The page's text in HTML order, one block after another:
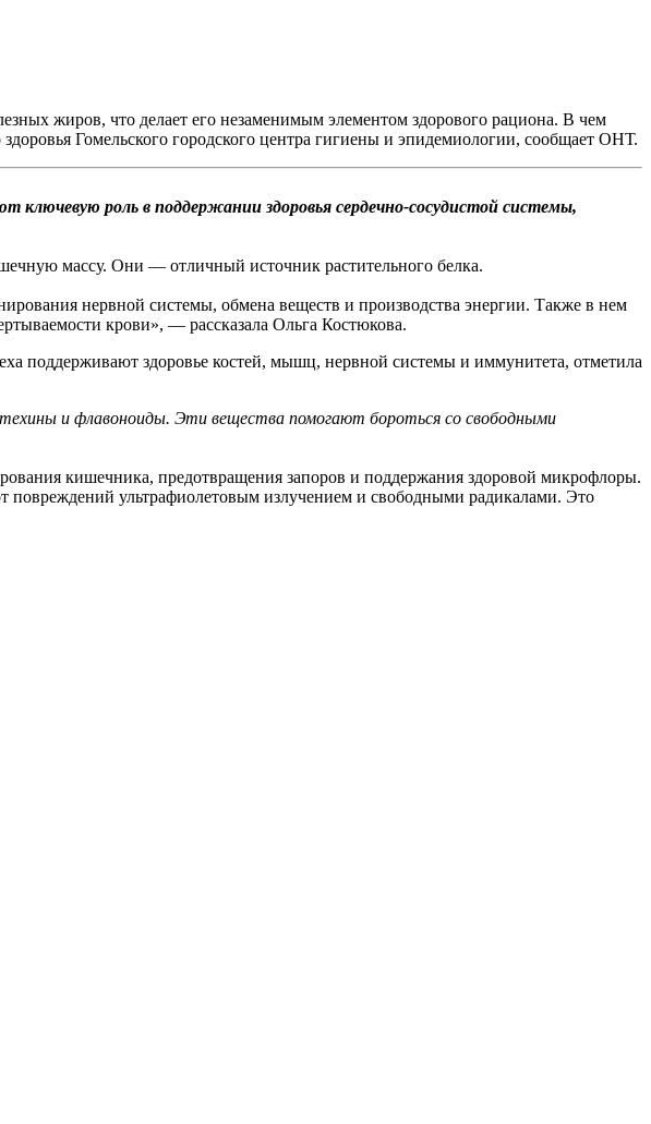
жиров, что делает его незаменимым элементом здорового рациона. В чем
Гомельского городского центра гигиены и эпидемиологии, сообщает ОНТ.
роль в поддержании здоровья сердечно-сосудистой системы,
массу. Они — отличный источник растительного белка.
нервной системы, обмена веществ и производства энергии. Также в нем
крови», — рассказала Ольга Костюкова.
поддерживают здоровье костей, мышц, нервной системы и иммунитета, отметила
и флавоноиды. Эти вещества помогают бороться со свободными
кишечника, предотвращения запоров и поддержания здоровой микрофлоры.
повреждений ультрафиолетовым излучением и свободными радикалами. Это